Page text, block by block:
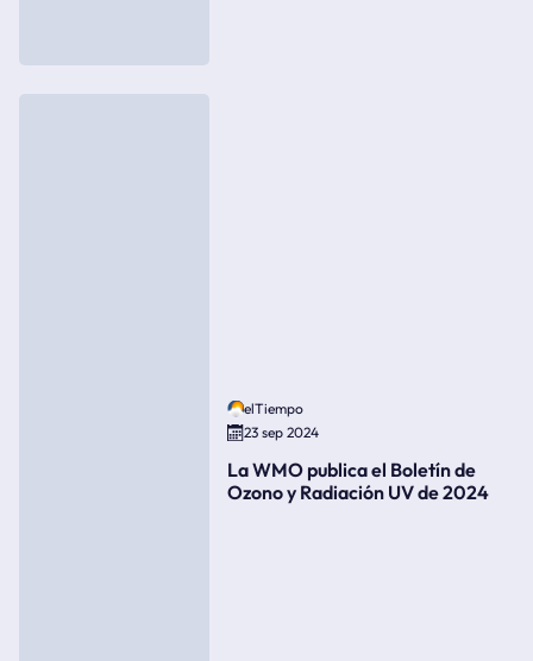
elTiempo
23 sep 2024
La WMO publica el Boletín de
Ozono y Radiación UV de 2024